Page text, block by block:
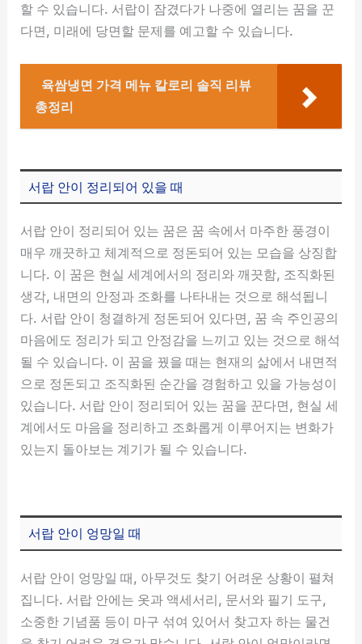
할 수 있습니다. 서랍이 잠겼다가 나중에 열리는 꿈을 꾼
다면, 미래에 당면할 문제를 예고할 수 있습니다.
육쌈냉면 가격 메뉴 칼로리 솔직 리뷰
총정리
서랍 안이 정리되어 있을 때
서랍 안이 정리되어 있는 꿈은 꿈 속에서 마주한 풍경이
매우 깨끗하고 체계적으로 정돈되어 있는 모습을 상징합
니다. 이 꿈은 현실 세계에서의 정리와 깨끗함, 조직화된
생각, 내면의 안정과 조화를 나타내는 것으로 해석됩니
다. 서랍 안이 청결하게 정돈되어 있다면, 꿈 속 주인공의
마음에도 정리가 되고 안정감을 느끼고 있는 것으로 해석
될 수 있습니다. 이 꿈을 꿨을 때는 현재의 삶에서 내면적
으로 정돈되고 조직화된 순간을 경험하고 있을 가능성이
있습니다. 서랍 안이 정리되어 있는 꿈을 꾼다면, 현실 세
계에서도 마음을 정리하고 조화롭게 이루어지는 변화가
있는지 돌아보는 계기가 될 수 있습니다.
서랍 안이 엉망일 때
서랍 안이 엉망일 때, 아무것도 찾기 어려운 상황이 펼쳐
집니다. 서랍 안에는 옷과 액세서리, 문서와 필기 도구,
소중한 기념품 등이 마구 섞여 있어서 찾고자 하는 물건